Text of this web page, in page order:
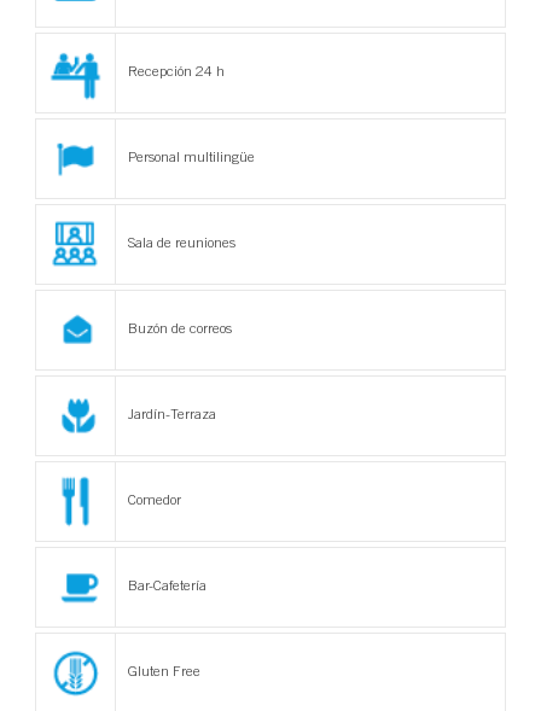
Recepción 24 h
Personal multilingüe
Sala de reuniones
Buzón de correos
Jardín-Terraza
Comedor
Bar-Cafetería
Gluten Free